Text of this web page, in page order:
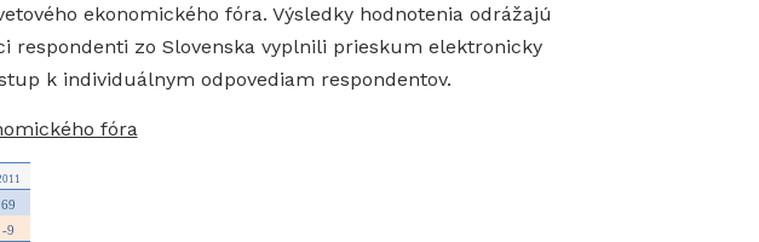
ekonomického fóra. Výsledky hodnotenia odrážajú
respondenti zo Slovenska vyplnili prieskum elektronicky
k individuálnym odpovediam respondentov.
fóra
69
-9